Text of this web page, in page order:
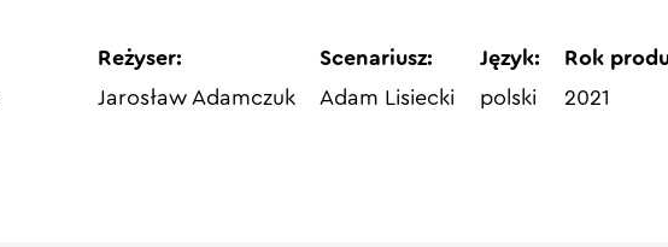
Reżyser:
Jarosław Adamczuk
Scenariusz:
Adam Lisiecki
Język:
polski
Rok
2021